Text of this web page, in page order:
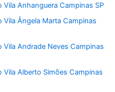
Anhanguera Campinas SP
Ângela Marta Campinas
Andrade Neves Campinas
Alberto Simões Campinas